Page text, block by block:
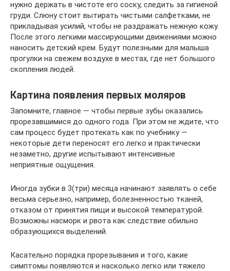
нужно держать в чистоте его соску, следить за гигиеной
груди. Слюну стоит вытирать чистыми салфетками, не
прикладывая усилий, чтобы не раздражать нежную кожу.
После этого легкими массирующими движениями можно
наносить детский крем. Будут полезными для малыша
прогулки на свежем воздухе в местах, где нет большого
скопления людей.
Картина появления первых моляров
Запомните, главное — чтобы первые зубы оказались
прорезавшимися до одного года. При этом не ждите, что
сам процесс будет протекать как по учебнику —
некоторые дети переносят его легко и практически
незаметно, другие испытывают интенсивные
неприятные ощущения.
Иногда зубки в 3(три) месяца начинают заявлять о себе
весьма серьезно, например, болезненностью тканей,
отказом от принятия пищи и высокой температурой.
Возможны насморк и рвота как следствие обильно
образующихся выделений.
Касательно порядка прорезывания и того, какие
симптомы появляются и насколько легко или тяжело